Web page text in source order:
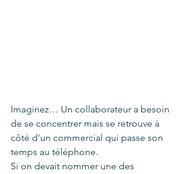
Imaginez… Un collaborateur a besoin
de se concentrer mais se retrouve à
côté d'un commercial qui passe son
temps au téléphone.
Si on devait nommer une des